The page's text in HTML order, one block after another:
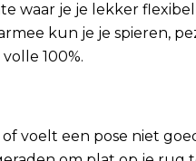
waar je je lekker
kun je je spieren,
100%.
voelt een pose niet